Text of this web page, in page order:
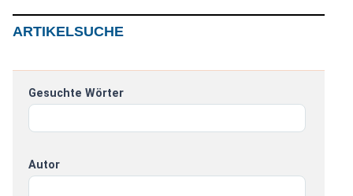
ARTIKELSUCHE
Gesuchte Wörter
Autor